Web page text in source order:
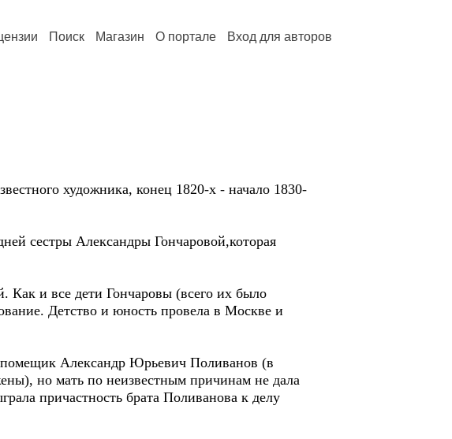
Поиск Магазин О портале Вход для авторов
художника, конец 1820-х - начало 1830-
сестры Александры Гончаровой,которая
Как и все дети Гончаровы (всего их было
Детство и юность провела в Москве и
Александр Юрьевич Поливанов (в
но мать по неизвестным причинам не дала
причастность брата Поливанова к делу